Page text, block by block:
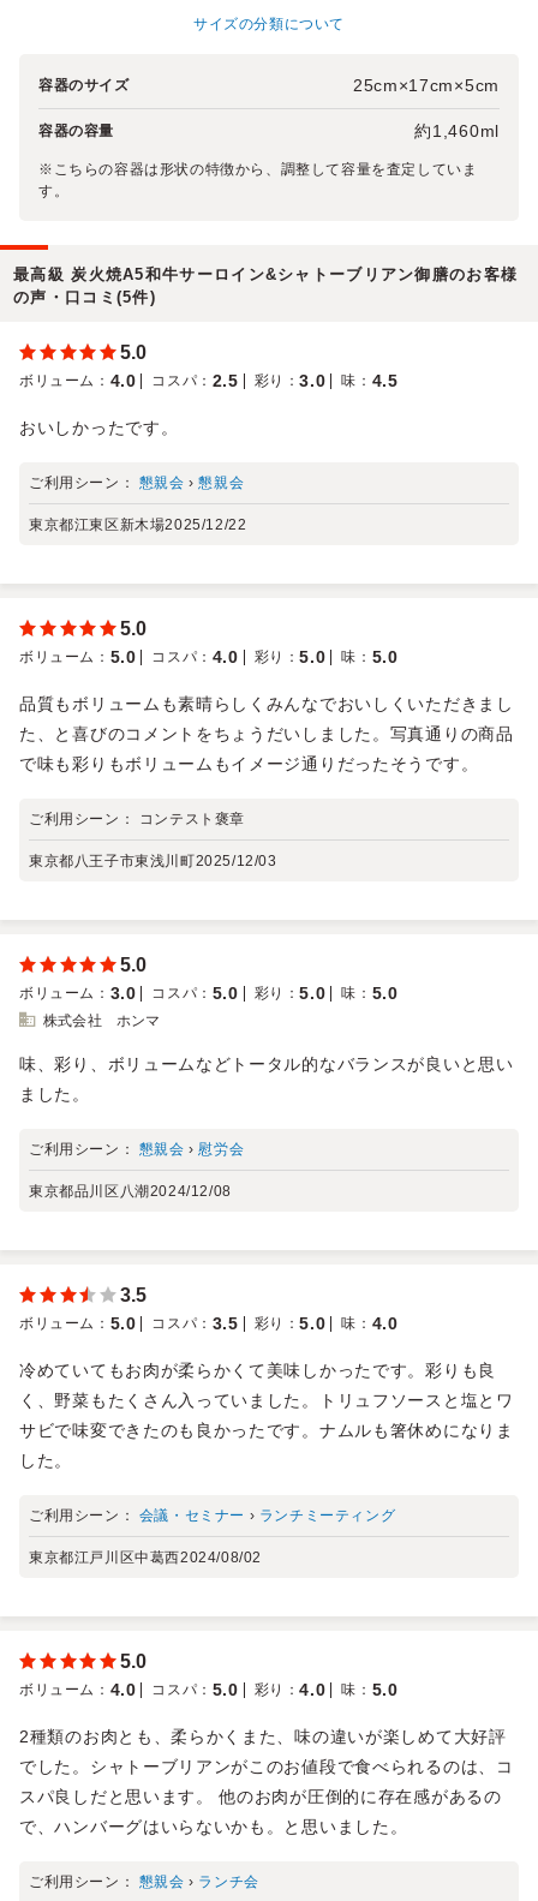
サイズの分類について
容器のサイズ 25cm×17cm×5cm
容器の容量 約1,460ml
※こちらの容器は形状の特徴から、調整して容量を査定していま
す。
最高級 炭火焼A5和牛サーロイン&シャトーブリアン御膳のお客様
の声・口コミ(5件)
5.0
ボリューム ： 4.0 コスパ ： 2.5 彩り ：3.0 味 ： 4.5
おいしかったです。
ご利用シーン： 懇親会 ›懇親会
東京都江東区新木場2025/12/22
5.0
ボリューム ： 5.0 コスパ ： 4.0 彩り ：5.0 味 ： 5.0
品質もボリュームも素晴らしくみんなでおいしくいただきまし
た、と喜びのコメントをちょうだいしました。写真通りの商品
で味も彩りもボリュームもイメージ通りだったそうです。
ご利用シーン： コンテスト褒章
東京都八王子市東浅川町2025/12/03
5.0
ボリューム ： 3.0 コスパ ： 5.0 彩り ：5.0 味 ： 5.0
株式会社 ホンマ
味、彩り、ボリュームなどトータル的なバランスが良いと思い
ました。
ご利用シーン： 懇親会 ›慰労会
東京都品川区八潮2024/12/08
3.5
ボリューム ： 5.0 コスパ ： 3.5 彩り ：5.0 味 ： 4.0
冷めていてもお肉が柔らかくて美味しかったです。彩りも良
く、野菜もたくさん入っていました。トリュフソースと塩とワ
サビで味変できたのも良かったです。ナムルも箸休めになりま
した。
ご利用シーン： 会議・セミナー › ランチミーティング
東京都江戸川区中葛西2024/08/02
5.0
ボリューム ： 4.0 コスパ ： 5.0 彩り ：4.0 味 ： 5.0
2種類のお肉とも、柔らかくまた、味の違いが楽しめて大好評
でした。シャトーブリアンがこのお値段で食べられるのは、コ
スパ良しだと思います。 他のお肉が圧倒的に存在感があるの
で、ハンバーグはいらないかも。と思いました。
ご利用シーン： 懇親会 › ランチ会